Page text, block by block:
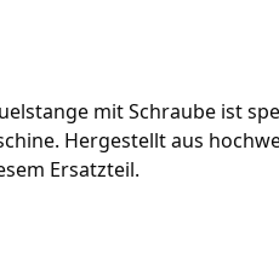
mit Schraube ist
Hergestellt aus
Ersatzteil.